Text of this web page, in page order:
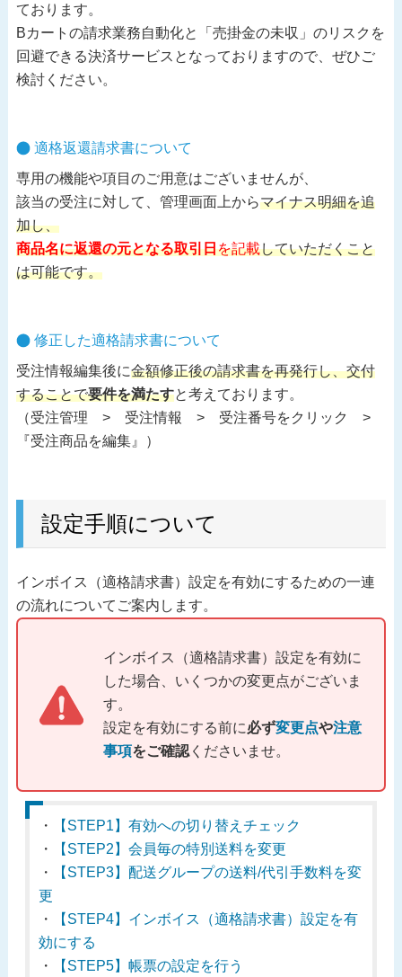
ております。
Bカートの請求業務自動化と「売掛金の未収」のリスクを
回避できる決済サービスとなっておりますので、ぜひご
検討ください。
適格返還請求書について
専用の機能や項目のご用意はございませんが、
該当の受注に対して、管理画面上からマイナス明細を追
加し、
商品名に返還の元となる取引日を記載していただくこと
は可能です。
修正した適格請求書について
受注情報編集後に金額修正後の請求書を再発行し、交付
することで要件を満たすと考えております。
（受注管理 > 受注情報 > 受注番号をクリック >
『受注商品を編集』）
設定手順について
インボイス（適格請求書）設定を有効にするための一連
の流れについてご案内します。
インボイス（適格請求書）設定を有効に
した場合、いくつかの変更点がございま
す。
設定を有効にする前に必ず変更点や注意
事項をご確認くださいませ。
・
【STEP1】有効への切り替えチェック
・
【STEP2】会員毎の特別送料を変更
・
【STEP3】配送グループの送料/代引手数料を変
更
・
【STEP4】インボイス（適格請求書）設定を有
効にする
・
【STEP5】帳票の設定を行う